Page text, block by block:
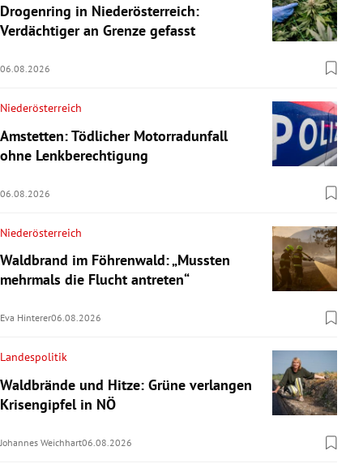
Drogenring in Niederösterreich:
Verdächtiger an Grenze gefasst
06.08.2026
Niederösterreich
Amstetten: Tödlicher Motorradunfall
ohne Lenkberechtigung
06.08.2026
Niederösterreich
Waldbrand im Föhrenwald: „Mussten
mehrmals die Flucht antreten“
Eva Hinterer06.08.2026
Landespolitik
Waldbrände und Hitze: Grüne verlangen
Krisengipfel in NÖ
Johannes Weichhart06.08.2026